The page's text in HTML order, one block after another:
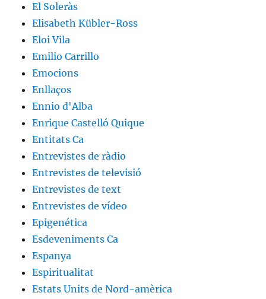
El Soleràs
Elisabeth Kübler-Ross
Eloi Vila
Emilio Carrillo
Emocions
Enllaços
Ennio d'Alba
Enrique Castelló Quique
Entitats Ca
Entrevistes de ràdio
Entrevistes de televisió
Entrevistes de text
Entrevistes de vídeo
Epigenética
Esdeveniments Ca
Espanya
Espiritualitat
Estats Units de Nord-amèrica